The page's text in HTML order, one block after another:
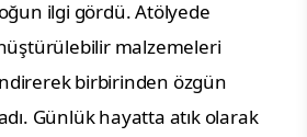
ilgi gördü. Atölyede
malzemeleri
birbirinden özgün
Günlük hayatta atık olarak